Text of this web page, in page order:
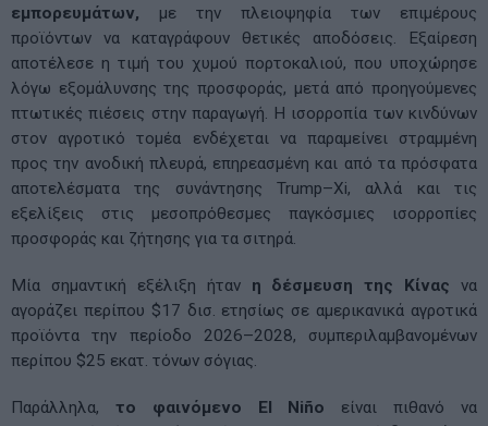
εμπορευμάτων, με την πλειοψηφία των επιμέρους
προϊόντων να καταγράφουν θετικές αποδόσεις. Εξαίρεση
αποτέλεσε η τιμή του χυμού πορτοκαλιού, που υποχώρησε
λόγω εξομάλυνσης της προσφοράς, μετά από προηγούμενες
πτωτικές πιέσεις στην παραγωγή. Η ισορροπία των κινδύνων
στον αγροτικό τομέα ενδέχεται να παραμείνει στραμμένη
προς την ανοδική πλευρά, επηρεασμένη και από τα πρόσφατα
αποτελέσματα της συνάντησης Trump–Xi, αλλά και τις
εξελίξεις στις μεσοπρόθεσμες παγκόσμιες ισορροπίες
προσφοράς και ζήτησης για τα σιτηρά.
Μία σημαντική εξέλιξη ήταν η δέσμευση της Κίνας να
αγοράζει περίπου $17 δισ. ετησίως σε αμερικανικά αγροτικά
προϊόντα την περίοδο 2026–2028, συμπεριλαμβανομένων
περίπου $25 εκατ. τόνων σόγιας.
Παράλληλα, το φαινόμενο El Niño είναι πιθανό να